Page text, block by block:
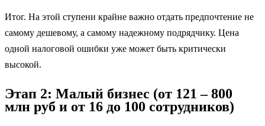
Итог. На этой ступени крайне важно отдать предпочтение не
самому дешевому, а самому надежному подрядчику. Цена
одной налоговой ошибки уже может быть критически
высокой.
Этап 2: Малый бизнес (от 121 – 800
млн руб и от 16 до 100 сотрудников)